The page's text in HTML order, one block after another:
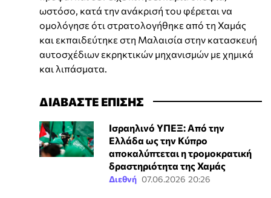
ωστόσο, κατά την ανάκρισή του φέρεται να
ομολόγησε ότι στρατολογήθηκε από τη Χαμάς
και εκπαιδεύτηκε στη Μαλαισία στην κατασκευή
αυτοσχέδιων εκρηκτικών μηχανισμών με χημικά
και λιπάσματα.
ΔΙΑΒΑΣΤΕ ΕΠΙΣΗΣ
Ισραηλινό ΥΠΕΞ: Από την
Ελλάδα ως την Κύπρο
αποκαλύπτεται η τρομοκρατική
δραστηριότητα της Χαμάς
Διεθνή 07.06.2026 20:26